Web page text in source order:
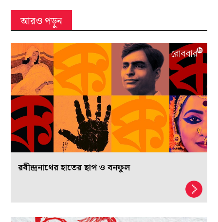
আরও পড়ুন
রবীন্দ্রনাথের হাতের ছাপ ও বনফুল